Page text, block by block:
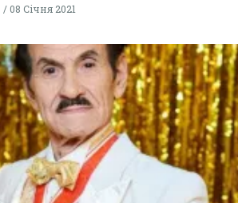
08 Січня 2021